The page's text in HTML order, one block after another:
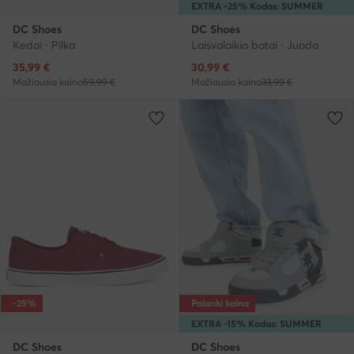
DC Shoes
Kedai · Pilka
Dabartinė kaina
35,99 €
Mažiausia kaina59,99 €
EXTRA -25% Kodas: SUMMER
DC Shoes
Laisvalaikio batai · Juoda
Dabartinė kaina
30,99 €
Mažiausia kaina33,99 €
-25%
DC Shoes
EXTRA -15% Kodas: SUMMER
Palanki kaina
DC Shoes